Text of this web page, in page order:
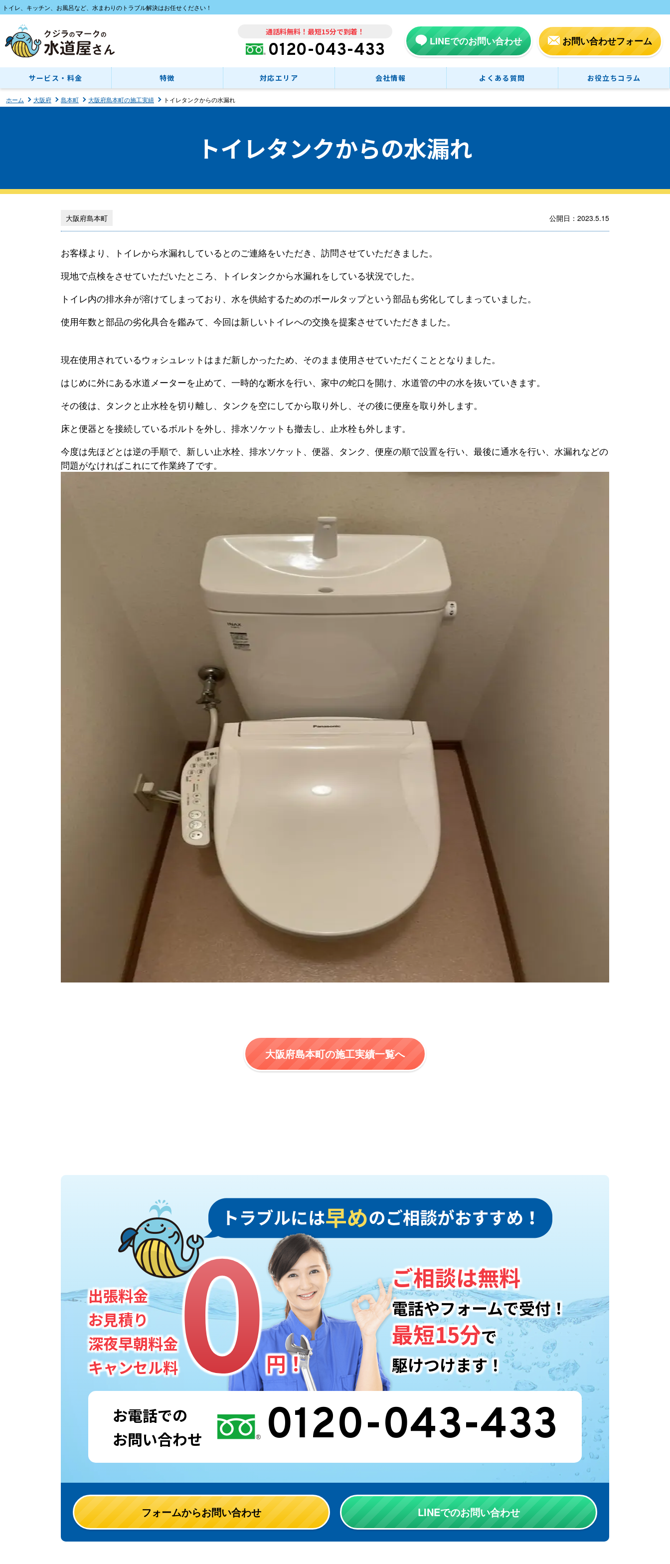
トイレ、キッチン、お風呂など、水まわりのトラブル解決はお任せください！
通話料無料！最短15分で到着！
0120-043-433 LINEでのお問い合わせ お問い合わせフォーム
サービス・料金 特徴 対応エリア 会社情報 よくある質問 お役立ちコラム
ホーム 大阪府 島本町 大阪府島本町の施工実績 トイレタンクからの水漏れ
トイレタンクからの水漏れ
大阪府島本町 公開日：2023.5.15
お客様より、トイレから水漏れしているとのご連絡をいただき、訪問させていただきました。
現地で点検をさせていただいたところ、トイレタンクから水漏れをしている状況でした。
トイレ内の排水弁が溶けてしまっており、水を供給するためのボールタップという部品も劣化してしまっていました。
使用年数と部品の劣化具合を鑑みて、今回は新しいトイレへの交換を提案させていただきました。
現在使用されているウォシュレットはまだ新しかったため、そのまま使用させていただくこととなりました。
はじめに外にある水道メーターを止めて、一時的な断水を行い、家中の蛇口を開け、水道管の中の水を抜いていきます。
その後は、タンクと止水栓を切り離し、タンクを空にしてから取り外し、その後に便座を取り外します。
床と便器とを接続しているボルトを外し、排水ソケットも撤去し、止水栓も外します。
今度は先ほどとは逆の手順で、新しい止水栓、排水ソケット、便器、タンク、便座の順で設置を行い、最後に通水を行い、水漏れなどの
問題がなければこれにて作業終了です。
大阪府島本町の施工実績一覧へ
出張料金
お見積り
深夜早朝料金
キャンセル料0
0円！
ご相談は無料
電話やフォームで受付！
最短15分で
駆けつけます！
お電話での
お問い合わせ
0120-043-433
フォームからお問い合わせ LINEでのお問い合わせ